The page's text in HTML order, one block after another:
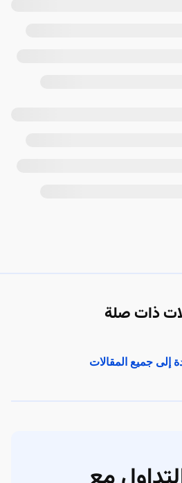
ذات صلة
إلى جميع المقالات